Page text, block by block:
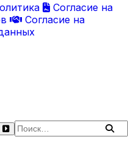
Согласие на
Согласие на
Поиск по сайту